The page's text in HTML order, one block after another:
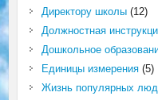
Директору школы(12)
Должностная
Дошкольное
Единицы измерения(5)
Жизнь популярных